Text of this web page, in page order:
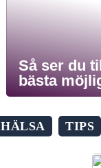
Så ser du
bästa
HÄLSA TIPS